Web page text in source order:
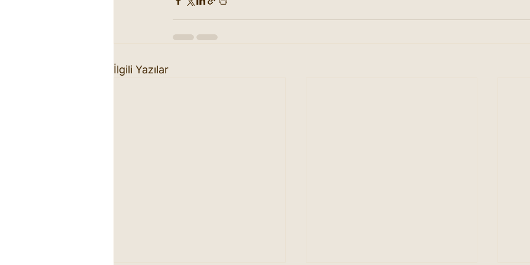
İlgili Yazılar